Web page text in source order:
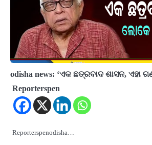
odisha news: ‘ଏକ ଛତ୍ରବାଦ ଶାସନ, ଏହା
Reporterspen
Reporterspenodisha…